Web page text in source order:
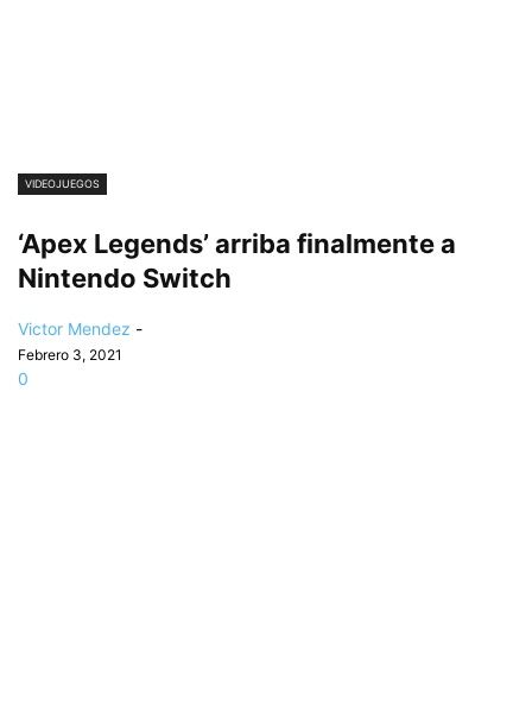
VIDEOJUEGOS
‘Apex Legends’ arriba finalmente a
Nintendo Switch
Victor Mendez -
Febrero 3, 2021
0